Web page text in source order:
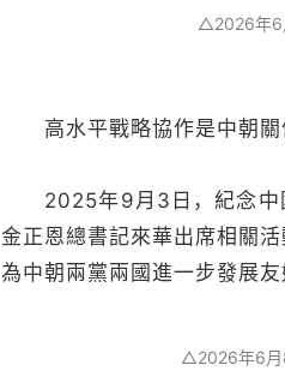
△2026年6
高水平戰略協作是中朝關
2025年9月3日，紀念中國
金正恩總書記來華出席相關
為中朝兩黨兩國進一步發展友
△2026年6月